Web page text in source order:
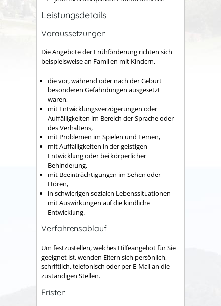
Leistungsdetails
Voraussetzungen
Die Angebote der Frühförderung richten sich
beispielsweise an Familien mit Kindern,
die vor, während oder nach der Geburt
besonderen Gefährdungen ausgesetzt
waren,
mit Entwicklungsverzögerungen oder
Auffälligkeiten im Bereich der Sprache oder
des Verhaltens,
mit Problemen im Spielen und Lernen,
mit Auffälligkeiten in der geistigen
Entwicklung oder bei körperlicher
Behinderung,
mit Beeinträchtigungen im Sehen oder
Hören,
in schwierigen sozialen Lebenssituationen
mit Auswirkungen auf die kindliche
Entwicklung.
Verfahrensablauf
Um festzustellen, welches Hilfeangebot für Sie
geeignet ist, wenden Eltern sich persönlich,
schriftlich, telefonisch oder per E-Mail an die
zuständigen Stellen.
Fristen